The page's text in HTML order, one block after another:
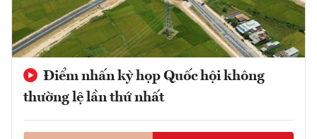
Điểm nhấn kỳ họp Quốc hội không
thường lệ lần thứ nhất